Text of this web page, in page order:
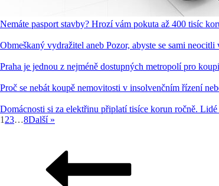
Nemáte pasport stavby? Hrozí vám pokuta až 400 tisíc
Obmeškaný vydražitel aneb Pozor, abyste se sami neocitli
Praha je jednou z nejméně dostupných metropolí pro
Proč se nebát koupě nemovitosti v insolvenčním řízení
Domácnosti si za elektřinu připlatí tisíce korun ročně.
1 23…8Další »